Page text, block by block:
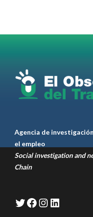
RT
1 1
Agencia de
el empleo
Social investigation and
Chain
Twitter
Facebook
Instagram
LinkedIn